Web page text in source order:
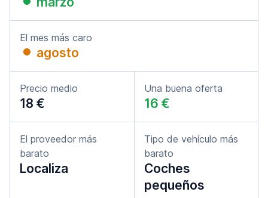
El mes más caro
agosto
Precio medio
18 €
Una buena oferta
16 €
El proveedor más
barato
Localiza
Tipo de vehículo más
barato
Coches
pequeños